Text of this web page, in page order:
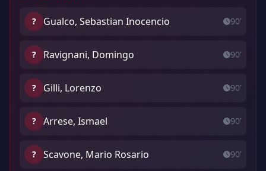
? Gualco, Sebastian Inocencio 90'
? Ravignani, Domingo 90'
? Gilli, Lorenzo 90'
? Arrese, Ismael 90'
? Scavone, Mario Rosario 90'